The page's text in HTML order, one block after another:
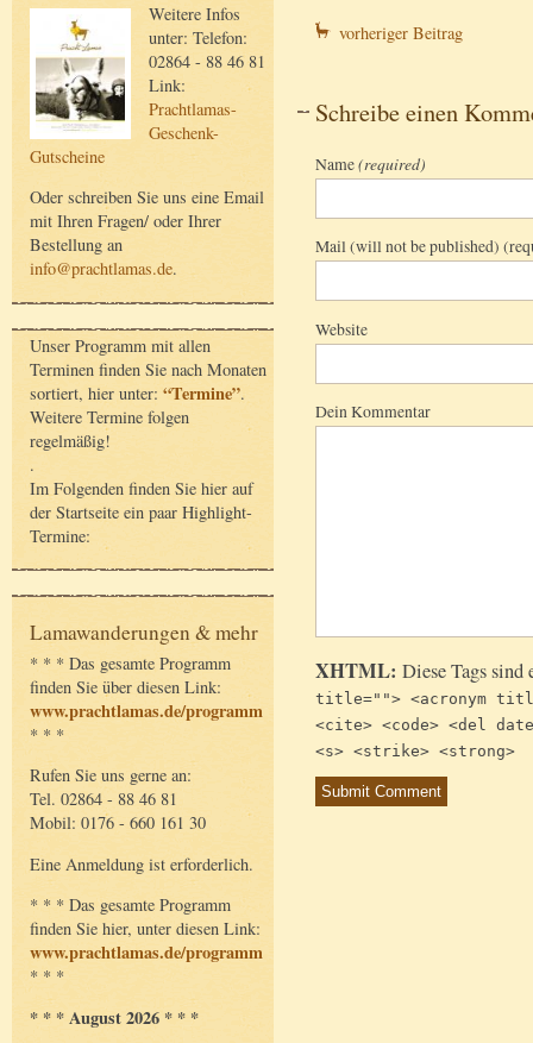
Weitere Infos
unter: Telefon:
02864 - 88 46 81
Link:
Prachtlamas-
Geschenk-
Gutscheine
Oder schreiben Sie uns eine Email
mit Ihren Fragen/ oder Ihrer
Bestellung an
info@prachtlamas.de.
Unser Programm mit allen
Terminen finden Sie nach Monaten
sortiert, hier unter: “Termine”.
Weitere Termine folgen
regelmäßig!
.
Im Folgenden finden Sie hier auf
der Startseite ein paar Highlight-
Termine:
Lamawanderungen & mehr
* * * Das gesamte Programm
finden Sie über diesen Link:
www.prachtlamas.de/programm
* * *
Rufen Sie uns gerne an:
Tel. 02864 - 88 46 81
Mobil: 0176 - 660 161 30
Eine Anmeldung ist erforderlich.
* * * Das gesamte Programm
finden Sie hier, unter diesen Link:
www.prachtlamas.de/programm
* * *
* * * August 2026 * * *
vorheriger Beitrag
Schreibe einen
Name(required)
Mail (will not be published)
Website
Dein Kommentar
XHTML: Diese Tags
title=""> <acronym
<cite> <code> <del
<s> <strike> <strong>